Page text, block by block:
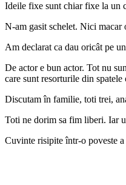
Ideile fixe sunt chiar fixe la un
N-am gasit schelet. Nici macar
Am declarat ca dau oricât pe
De actor e bun actor. Tot nu
care sunt resorturile din
Discutam în familie, toti trei,
Toti ne dorim sa fim liberi. Iar
Cuvinte risipite într-o poveste